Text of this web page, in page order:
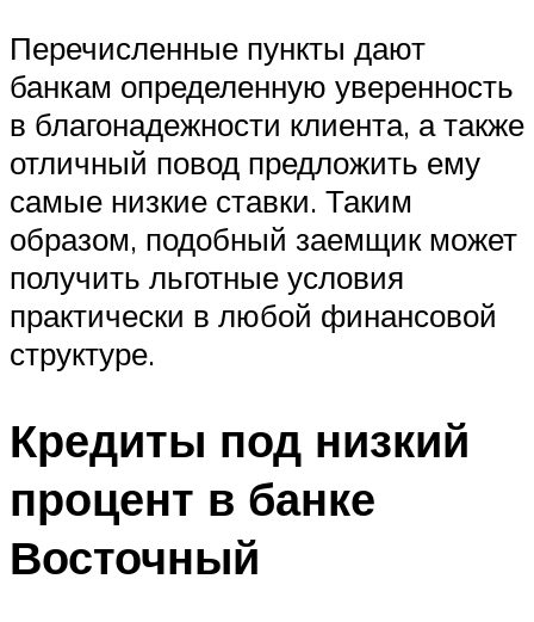
Перечисленные пункты дают
банкам определенную уверенность
в благонадежности клиента, а также
отличный повод предложить ему
самые низкие ставки. Таким
образом, подобный заемщик может
получить льготные условия
практически в любой финансовой
структуре.
Кредиты под низкий
процент в банке
Восточный